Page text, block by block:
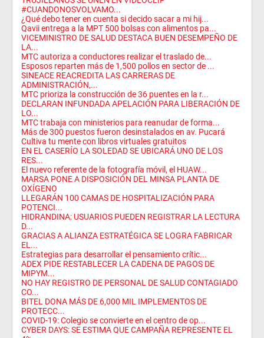
#CUANDONOSVOLVAMO...
¿Qué debo tener en cuenta si decido sacar a mi hij...
Qavii entrega a la MPT 500 bolsas con alimentos pa...
VICEMINISTRO DE SALUD DESTACA BUEN DESEMPEÑO DE
LA...
MTC autoriza a conductores realizar el traslado de...
Esposos reparten más de 1,500 pollos en sector de ...
SINEACE REACREDITA LAS CARRERAS DE
ADMINISTRACIÓN,...
MTC prioriza la construcción de 36 puentes en la r...
DECLARAN INFUNDADA APELACIÓN PARA LIBERACIÓN DE
LO...
MTC trabaja con ministerios para reanudar de forma...
Más de 300 puestos fueron desinstalados en av. Pucará
Cultiva tu mente con libros virtuales gratuitos
EN EL CASERÍO LA SOLEDAD SE UBICARÁ UNO DE LOS
RES...
El nuevo referente de la fotografía móvil, el HUAW...
MARSA PONE A DISPOSICIÓN DEL MINSA PLANTA DE
OXÍGENO
LLEGARÁN 100 CAMAS DE HOSPITALIZACIÓN PARA
POTENCI...
HIDRANDINA: USUARIOS PUEDEN REGISTRAR LA LECTURA
D...
GRACIAS A ALIANZA ESTRATÉGICA SE LOGRA FABRICAR
EL...
Estrategias para desarrollar el pensamiento crític...
ADEX PIDE RESTABLECER LA CADENA DE PAGOS DE
MIPYM...
NO HAY REGISTRO DE PERSONAL DE SALUD CONTAGIADO
CO...
BITEL DONA MÁS DE 6,000 MIL IMPLEMENTOS DE
PROTECC...
COVID-19: Colegio se convierte en el centro de op...
CYBER DAYS: SE ESTIMA QUE CAMPAÑA REPRESENTE EL